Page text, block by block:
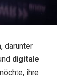
darunter
digitale
ihre